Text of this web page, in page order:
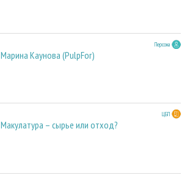
Персона
Марина Каунова (PulpFor)
ЦБП
Макулатура – сырье или отход?